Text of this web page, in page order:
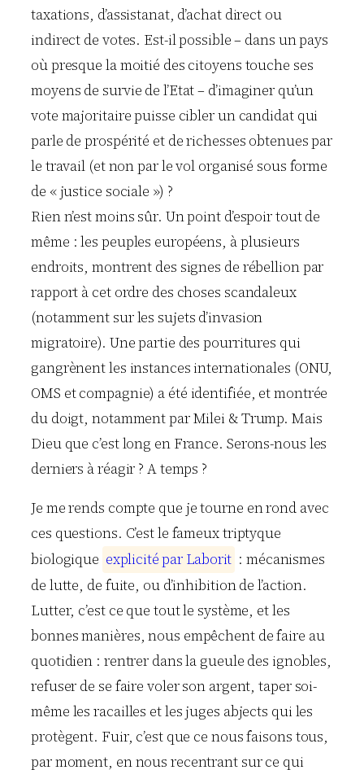
taxations, d’assistanat, d’achat direct ou
indirect de votes. Est-il possible – dans un pays
où presque la moitié des citoyens touche ses
moyens de survie de l’Etat – d’imaginer qu’un
vote majoritaire puisse cibler un candidat qui
parle de prospérité et de richesses obtenues par
le travail (et non par le vol organisé sous forme
de « justice sociale ») ?
Rien n’est moins sûr. Un point d’espoir tout de
même : les peuples européens, à plusieurs
endroits, montrent des signes de rébellion par
rapport à cet ordre des choses scandaleux
(notamment sur les sujets d’invasion
migratoire). Une partie des pourritures qui
gangrènent les instances internationales (ONU,
OMS et compagnie) a été identifiée, et montrée
du doigt, notamment par Milei & Trump. Mais
Dieu que c’est long en France. Serons-nous les
derniers à réagir ? A temps ?
Je me rends compte que je tourne en rond avec
ces questions. C’est le fameux triptyque
biologique explicitépar Laborit : mécanismes
de lutte, de fuite, ou d’inhibition de l’action.
Lutter, c’est ce que tout le système, et les
bonnes manières, nous empêchent de faire au
quotidien : rentrer dans la gueule des ignobles,
refuser de se faire voler son argent, taper soi-
même les racailles et les juges abjects qui les
protègent. Fuir, c’est que ce nous faisons tous,
par moment, en nous recentrant sur ce qui